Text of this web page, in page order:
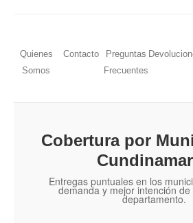
Quienes
Somos
Contacto
Preguntas
Frecuentes
Cobertura por
Entregas puntuales en los
demanda y mejor intención
departamento.